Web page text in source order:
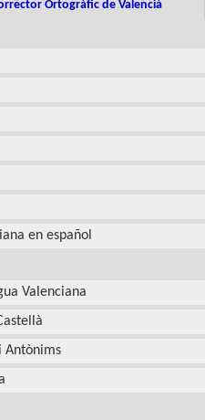
Ortogràfic de Valencià
en español
Valenciana
Antònims